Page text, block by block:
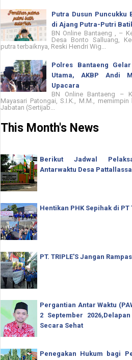
Putra Dusun Puncukku
di Ajang Putra-Putri
BN Online Bantaeng , –
Desa Bonto Salluang,
putra terbaiknya, Reski Hendri Wig...
Polres Bantaeng
Utama, AKBP Andi
Upacara
BN Online Bantaeng –
Mayasari Patongai, S.I.K., M.M.,
Jabatan (Sertijab...
This Month's News
Berikut Jadwal
Antarwaktu Desa
Hentikan PHK Sepihak di
PT. TRIPLE'S Jangan
Pergantian Antar Waktu
2 September
Secara Sehat
Penegakan Hukum bagi